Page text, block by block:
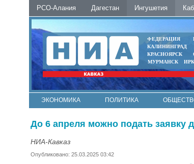
РСО-Алания Дагестан Ингушетия
ФЕДЕРАЦИЯ
КАЛИНИНГРАД
КРАСНОЯРСК
МУРМАНСК
ЭКОНОМИКА ПОЛИТИКА
До 6 апреля можно подать заявку
НИА-Кавказ
Опубликовано: 25.03.2025 03:42